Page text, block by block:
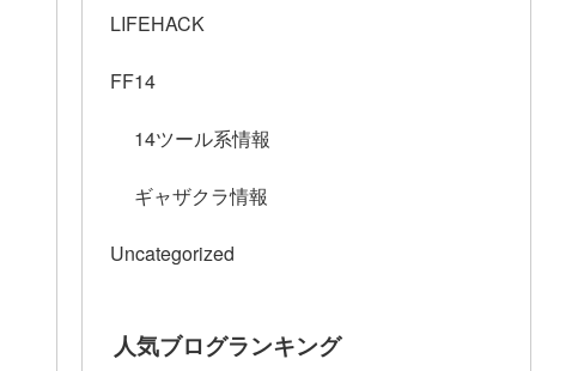
LIFEHACK
FF14
14ツール系情報
ギャザクラ情報
Uncategorized
人気ブログランキング